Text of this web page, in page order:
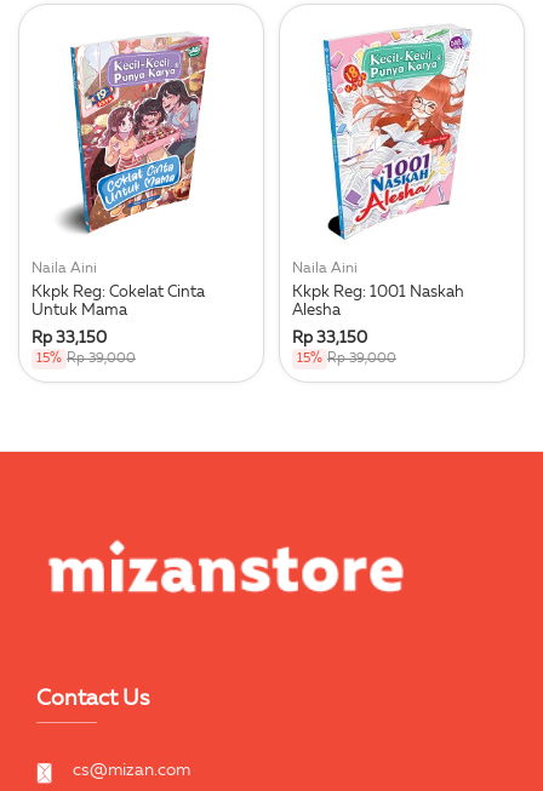
Naila Aini
Kkpk Reg: Cokelat Cinta
Untuk Mama
Rp 33,150
15% Rp 39,000
Naila Aini
Kkpk Reg: 1001 Naskah
Alesha
Rp 33,150
15% Rp 39,000
Contact Us
cs@mizan.com